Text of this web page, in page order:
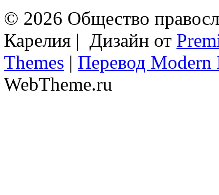
© 2026 Общество
Карелия | Дизайн от
Themes | Перевод Modern
WebTheme.ru